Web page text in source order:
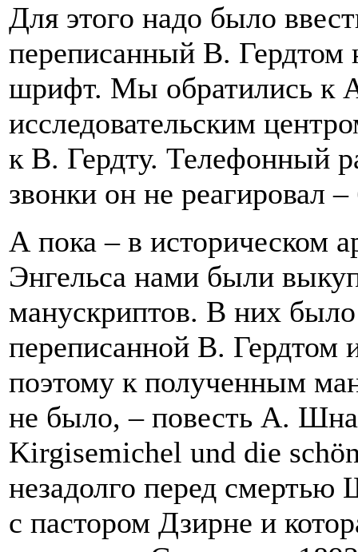
Для этого надо было
переписанный В. Гердтом
шрифт. Мы обратились к
исследовательским
к В. Гердту. Телефонный
звонки он не реагировал
А пока – в историческом
Энгельса нами были
манускриптов. В них
переписанной В. Гердтом
поэтому к полученным
не было, – повесть А.
Kirgisemichel und die
незадолго перед смертью
с пастором Дзирне и